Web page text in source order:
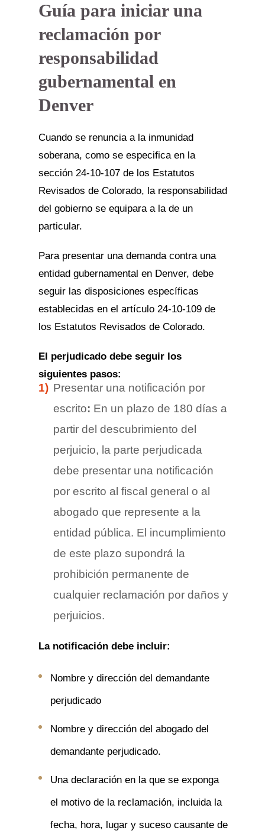
Guía para iniciar una
reclamación por
responsabilidad
gubernamental en
Denver
Cuando se renuncia a la inmunidad
soberana, como se especifica en la
sección 24-10-107 de los Estatutos
Revisados de Colorado, la responsabilidad
del gobierno se equipara a la de un
particular.
Para presentar una demanda contra una
entidad gubernamental en Denver, debe
seguir las disposiciones específicas
establecidas en el artículo 24-10-109 de
los Estatutos Revisados de Colorado.
El perjudicado debe seguir los
siguientes pasos:
Presentar una notificación por
escrito: En un plazo de 180 días a
partir del descubrimiento del
perjuicio, la parte perjudicada
debe presentar una notificación
por escrito al fiscal general o al
abogado que represente a la
entidad pública. El incumplimiento
de este plazo supondrá la
prohibición permanente de
cualquier reclamación por daños y
perjuicios.
La notificación debe incluir:
Nombre y dirección del demandante
perjudicado
Nombre y dirección del abogado del
demandante perjudicado.
Una declaración en la que se exponga
el motivo de la reclamación, incluida la
fecha, hora, lugar y suceso causante de